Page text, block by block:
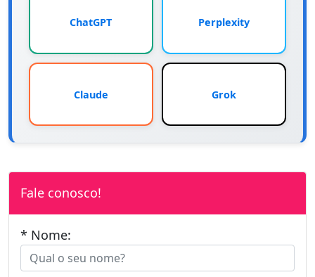
ChatGPT Perplexity
Claude Grok
Fale conosco!
* Nome: